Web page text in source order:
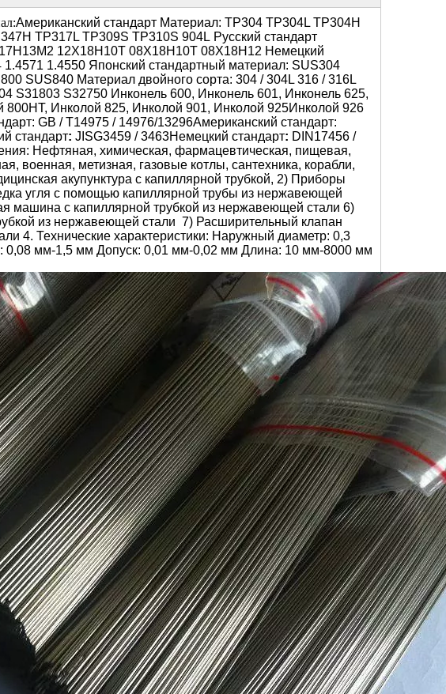
Американский стандарт Материал: TP304 TP304L TP304H
TP317L TP309S TP310S 904L Русский стандарт
12X18H10T 08X18H10T 08X18H12 Немецкий
1.4571 1.4550 Японский стандартный материал: SUS304
SUS840 Материал двойного сорта: 304 / 304L 316 / 316L
S31803 S32750 Инконель 600, Инконель 601, Инконель 625,
Инколой 825, Инколой 901, Инколой 925Инколой 926
: GB / T14975 / 14976/13296Американский стандарт:
стандарт: JISG3459 / 3463Немецкий стандарт: DIN17456 /
Нефтяная, химическая, фармацевтическая, пищевая,
военная, метизная, газовые котлы, сантехника, корабли,
акупунктура с капиллярной трубкой, 2) Приборы
угля с помощью капиллярной трубы из нержавеющей
машина с капиллярной трубкой из нержавеющей стали 6)
из нержавеющей стали 7) Расширительный клапан
4. Технические характеристики: Наружный диаметр: 0,3
мм-1,5 мм Допуск: 0,01 мм-0,02 мм Длина: 10 мм-8000 мм